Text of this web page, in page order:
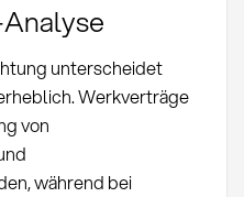
unterscheidet
Werkverträge
von
während bei